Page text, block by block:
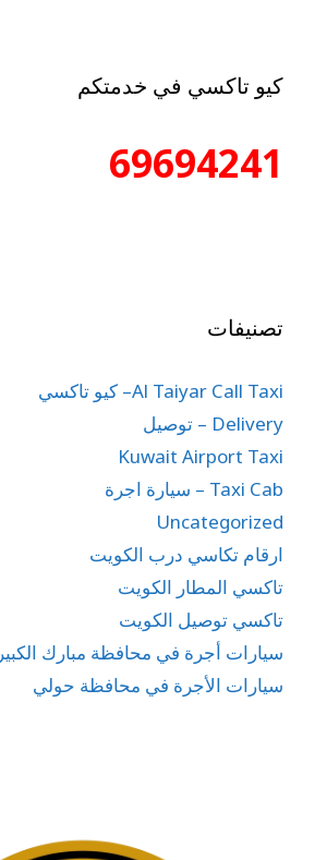
كيو تاكسي في خدمتكم
69694241
تصنيفات
Al Taiyar Call Taxi– كيو تاكسي
Delivery – توصيل
Kuwait Airport Taxi
Taxi Cab – سيارة اجرة
Uncategorized
ارقام تكاسي درب الكويت
تاكسي المطار الكويت
تاكسي توصيل الكويت
سيارات أجرة في محافظة مبارك الكبير
سيارات الأجرة في محافظة حولي